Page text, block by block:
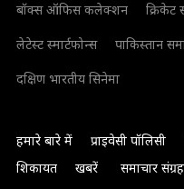
बॉक्स ऑफिस कलेक्शन
क्रिकेट
लेटेस्ट स्मार्टफोन्स
पाकिस्तान
दक्षिण भारतीय सिनेमा
हमारे बारे में प्राइवेसी पॉलिसी
शिकायत
खबरें समाचार संग्रह